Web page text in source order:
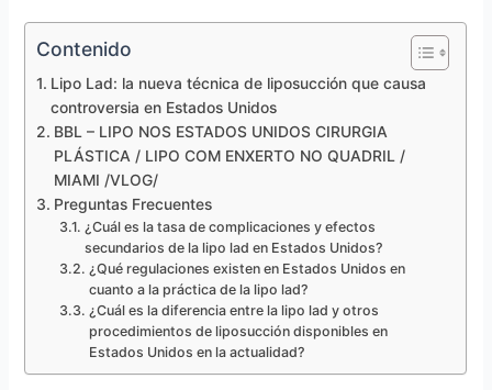
Contenido
Lipo Lad: la nueva técnica de liposucción que causa
controversia en Estados Unidos
BBL – LIPO NOS ESTADOS UNIDOS CIRURGIA
PLÁSTICA / LIPO COM ENXERTO NO QUADRIL /
MIAMI /VLOG/
Preguntas Frecuentes
¿Cuál es la tasa de complicaciones y efectos
secundarios de la lipo lad en Estados Unidos?
¿Qué regulaciones existen en Estados Unidos en
cuanto a la práctica de la lipo lad?
¿Cuál es la diferencia entre la lipo lad y otros
procedimientos de liposucción disponibles en
Estados Unidos en la actualidad?